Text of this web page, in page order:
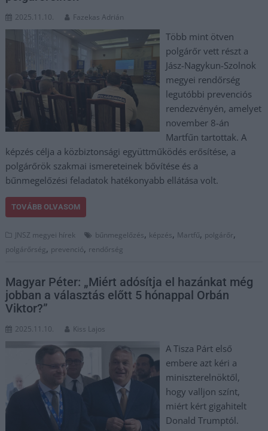
2025.11.10. Fazekas Adrián
Több mint ötven
polgárőr vett részt a
Jász-Nagykun-Szolnok
megyei rendőrség
legutóbbi prevenciós
rendezvényén, amelyet
november 8-án
Martfűn tartottak. A
képzés célja a közbiztonsági együttműködés erősítése, a
polgárőrök szakmai ismereteinek bővítése és a
bűnmegelőzési feladatok hatékonyabb ellátása volt.
TOVÁBB OLVASOM
JNSZ megyei hírek bűnmegelőzés, képzés, Martfű, polgárőr,
polgárőrség, prevenció, rendőrség
Magyar Péter: „Miért adósítja el hazánkat még
jobban a választás előtt 5 hónappal Orbán
Viktor?”
2025.11.10. Kiss Lajos
A Tisza Párt első
embere azt kéri a
miniszterelnöktől,
hogy valljon színt,
miért kért gigahitelt
Donald Trumptól.